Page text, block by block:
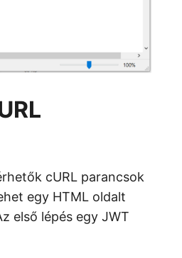
cURL parancsok
egy HTML oldalt
első lépés egy JWT